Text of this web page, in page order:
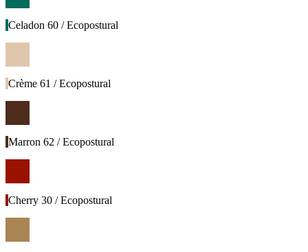
Celadon 60 / Ecopostural
Crème 61 / Ecopostural
Marron 62 / Ecopostural
Cherry 30 / Ecopostural